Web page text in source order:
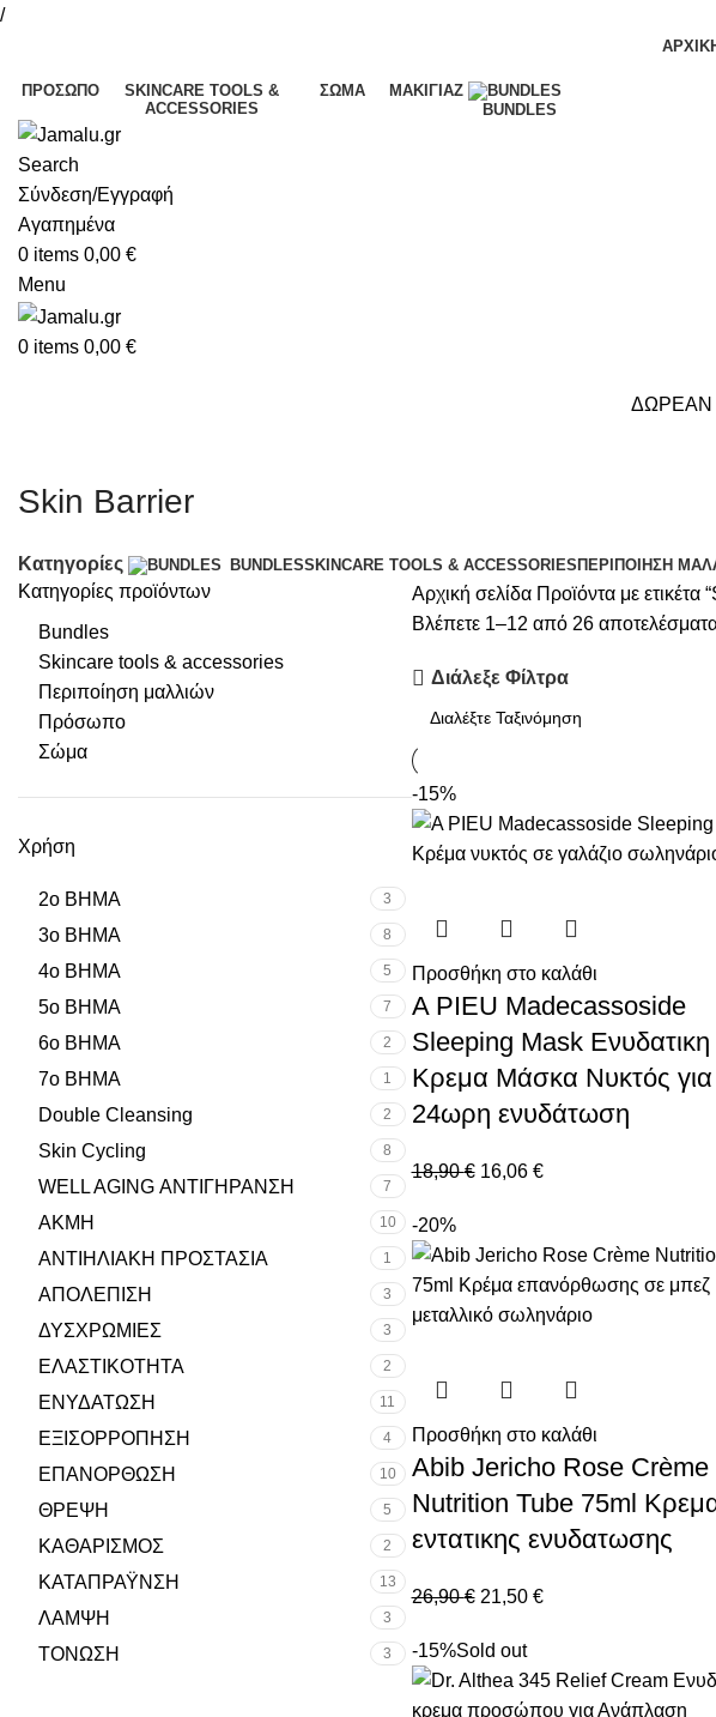
/
ΠΡΌΣΩΠΟ
SKINCARE TOOLS &
ACCESSORIES
ΣΏΜΑ
ΜΑΚΙΓΙΆΖ
BUNDLES
Search
Σύνδεση/Εγγραφή
Αγαπημένα
0 items 0,00 €
Menu
0 items 0,00 €
ΔΩΡΕΑΝ
Skin Barrier
Κατηγορίες BUNDLESSKINCARE TOOLS & ACCESSORIESΠΕΡΙΠΟΊΗΣΗ
Κατηγορίες προϊόντων
Bundles
Skincare tools & accessories
Περιποίηση μαλλιών
Πρόσωπο
Σώμα
Χρήση
2o BHMA 3
3ο ΒΗΜΑ 8
4ο ΒΗΜΑ 5
5o BHMA 7
6ο ΒΗΜΑ 2
7ο ΒΗΜΑ 1
Double Cleansing 2
Skin Cycling 8
WELL AGING ΑΝΤΙΓΗΡΑΝΣΗ 7
ΑΚΜΗ 10
ΑΝΤΙΗΛΙΑΚΗ ΠΡΟΣΤΑΣΙΑ 1
ΑΠΟΛΕΠΙΣΗ 3
ΔΥΣΧΡΩΜΙΕΣ 3
ΕΛΑΣΤΙΚΟΤΗΤΑ 2
ΕΝΥΔΑΤΩΣΗ 11
ΕΞΙΣΟΡΡΟΠΗΣΗ 4
ΕΠΑΝΟΡΘΩΣΗ 10
ΘΡΕΨΗ 5
ΚΑΘΑΡΙΣΜΟΣ 2
ΚΑΤΑΠΡΑΫΝΣΗ 13
ΛΑΜΨΗ 3
ΤΟΝΩΣΗ 3
Αρχική σελίδα Προϊόντα με ετικέτα
Βλέπετε 1–12 από 26
Διάλεξε Φίλτρα
-15%
Προσθήκη στο καλάθι
A PIEU Madecassoside
Sleeping Mask Ενυδατικη
Κρεμα Μάσκα Νυκτός για
24ωρη ενυδάτωση
18,90€ 16,06 €
-20%
Προσθήκη στο καλάθι
Abib Jericho Rose Crème
Nutrition Tube 75ml
εντατικης ενυδατωσης
26,90€ 21,50 €
-15%Sold out